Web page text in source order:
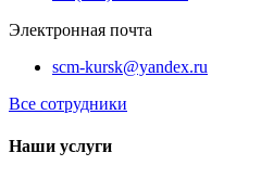
Электронная почта
scm-kursk@yandex.ru
Все сотрудники
Наши услуги